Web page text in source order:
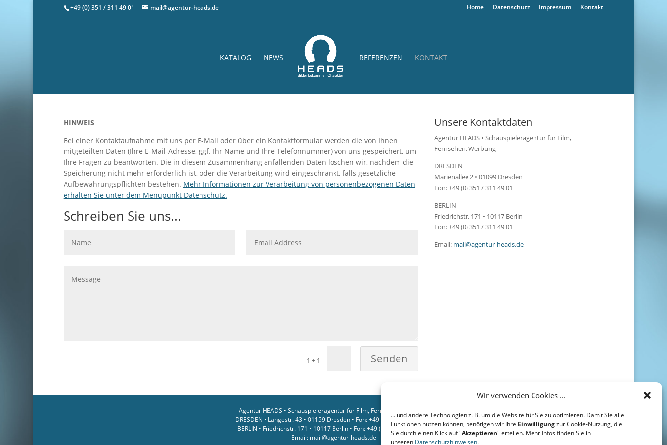
Wir verwenden Cookies ...
... und andere Technologien z. B. um die Website für Sie zu optimieren. Damit Sie alle
Funktionen nutzen können, benötigen wir Ihre Einwilligungzur Cookie-Nutzung, die
Sie durch einen Klick auf "Akzeptieren" erteilen. Mehr Infos finden Sie in
unseren Datenschutzhinweisen.
+49 (0) 351 / 311 49 01 mail@agentur-heads.de Home Datenschutz Impressum Kontakt
KATALOG NEWS REFERENZEN KONTAKT
HINWEIS
Bei einer Kontaktaufnahme mit uns per E-Mail oder über ein Kontaktformular werden die von Ihnen
mitgeteilten Daten (Ihre E-Mail-Adresse, ggf. Ihr Name und Ihre Telefonnummer) von uns gespeichert, um
Ihre Fragen zu beantworten. Die in diesem Zusammenhang anfallenden Daten löschen wir, nachdem die
Speicherung nicht mehr erforderlich ist, oder die Verarbeitung wird eingeschränkt, falls gesetzliche
Aufbewahrungspflichten bestehen. Mehr Informationen zur Verarbeitung von personenbezogenen Daten
erhalten Sie unter dem Menüpunkt Datenschutz.
Schreiben Sie uns...
1 + 1 = Senden
Unsere Kontaktdaten
Agentur HEADS • Schauspieleragentur für Film,
Fernsehen, Werbung
DRESDEN
Marienallee 2 • 01099 Dresden
Fon: +49 (0) 351 / 311 49 01
BERLIN
Friedrichstr. 171 • 10117 Berlin
Fon: +49 (0) 351 / 311 49 01
Email: mail@agentur-heads.de
Agentur HEADS • Schauspieleragentur für Film, Fernsehen, Werbung
DRESDEN • Langestr. 43 • 01159 Dresden • Fon: +49 (0) 351 / 311 49 01
BERLIN • Friedrichstr. 171 • 10117 Berlin • Fon: +49 (0) 351 / 311 49 01
Email:mail@agentur-heads.de